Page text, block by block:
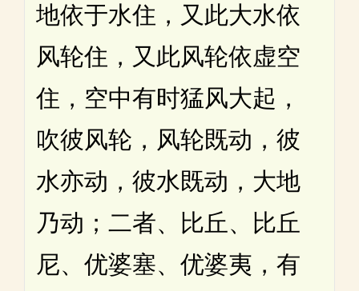
地依于水住，又此大水依
风轮住，又此风轮依虚空
住，空中有时猛风大起，
吹彼风轮，风轮既动，彼
水亦动，彼水既动，大地
乃动；二者、比丘、比丘
尼、优婆塞、优婆夷，有